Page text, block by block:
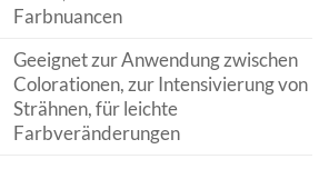
Farbnuancen
Geeignet zur Anwendung zwischen
Colorationen, zur Intensivierung von
Strähnen, für leichte
Farbveränderungen